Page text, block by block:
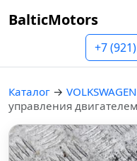
BalticMotors
+7
Каталог → VOLKSWAGEN
управления двигателем